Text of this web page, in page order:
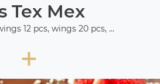
Tex Mex
12 pcs, wings 20 pcs, ...
+